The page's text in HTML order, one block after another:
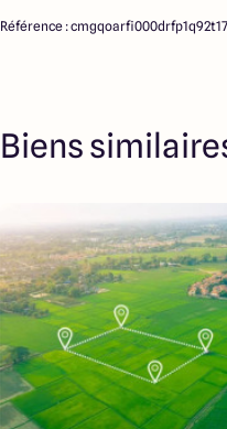
Référence :
Biens